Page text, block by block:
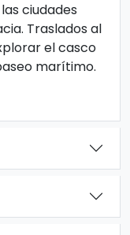
ciudades
Traslados al
el casco
marítimo.